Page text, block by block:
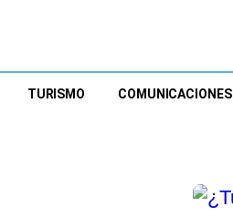
TURISMO COMUNICACIONES